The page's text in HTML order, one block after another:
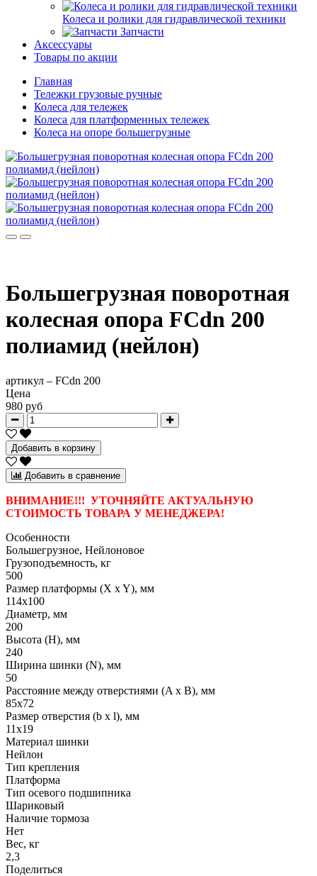
Колеса и ролики для гидравлической техники
Запчасти
Аксессуары
Товары по акции
Главная
Тележки грузовые ручные
Колеса для тележек
Колеса для платформенных тележек
Колеса на опоре большегрузные
Большегрузная поворотная
колесная опора FCdn 200
полиамид (нейлон)
артикул – FCdn 200
Цена
980 руб
Добавить в корзину
Добавить в сравнение
ВНИМАНИЕ!!! УТОЧНЯЙТЕ АКТУАЛЬНУЮ
СТОИМОСТЬ ТОВАРА У МЕНЕДЖЕРА!
Особенности
Большегрузное, Нейлоновое
Грузоподъемность, кг
500
Размер платформы (X x Y), мм
114х100
Диаметр, мм
200
Высота (H), мм
240
Ширина шинки (N), мм
50
Расстояние между отверстиями (A x B), мм
85х72
Размер отверстия (b x l), мм
11х19
Материал шинки
Нейлон
Тип крепления
Платформа
Тип осевого подшипника
Шариковый
Наличие тормоза
Нет
Вес, кг
2,3
Поделиться